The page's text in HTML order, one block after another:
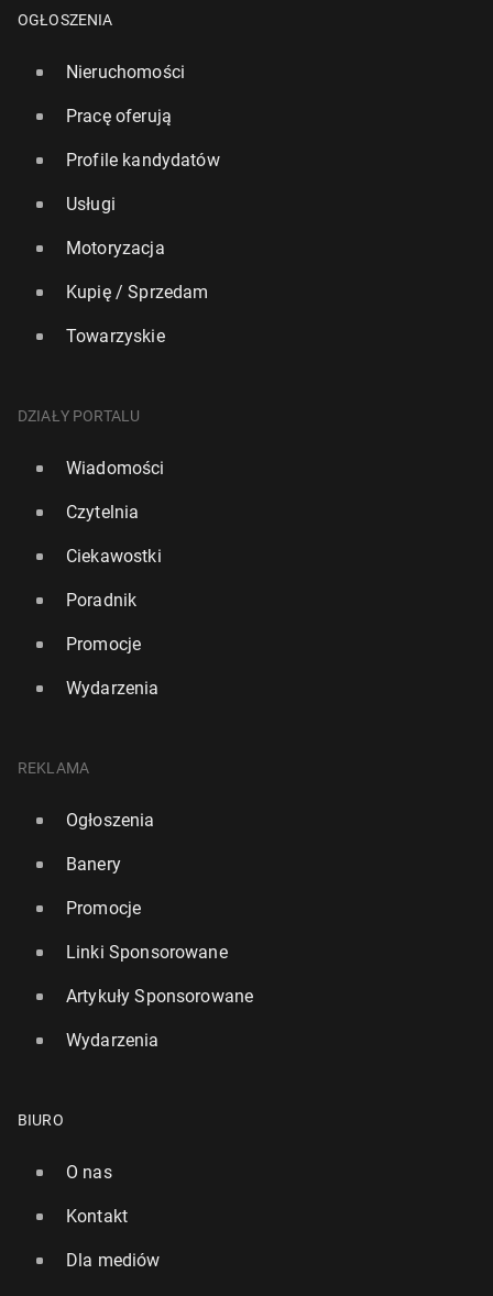
OGŁOSZENIA
Nieruchomości
Pracę oferują
Profile kandydatów
Usługi
Motoryzacja
Kupię / Sprzedam
Towarzyskie
DZIAŁY PORTALU
Wiadomości
Czytelnia
Ciekawostki
Poradnik
Promocje
Wydarzenia
REKLAMA
Ogłoszenia
Banery
Promocje
Linki Sponsorowane
Artykuły Sponsorowane
Wydarzenia
BIURO
O nas
Kontakt
Dla mediów